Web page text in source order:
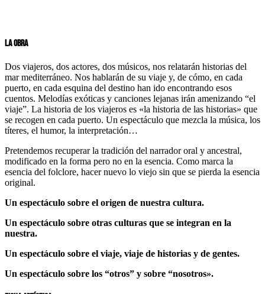
La Obra
Dos viajeros, dos actores, dos músicos, nos relatarán historias del
mar mediterráneo. Nos hablarán de su viaje y, de cómo, en cada
puerto, en cada esquina del destino han ido encontrando esos
cuentos. Melodías exóticas y canciones lejanas irán amenizando “el
viaje”. La historia de los viajeros es «la historia de las historias» que
se recogen en cada puerto. Un espectáculo que mezcla la música, los
títeres, el humor, la interpretación…
Pretendemos recuperar la tradición del narrador oral y ancestral,
modificado en la forma pero no en la esencia. Como marca la
esencia del folclore, hacer nuevo lo viejo sin que se pierda la esencia
original.
Un espectáculo sobre el origen de nuestra cultura.
Un espectáculo sobre otras culturas que se integran en la
nuestra.
Un espectáculo sobre el viaje, viaje de historias y de gentes.
Un espectáculo sobre los “otros” y sobre “nosotros».